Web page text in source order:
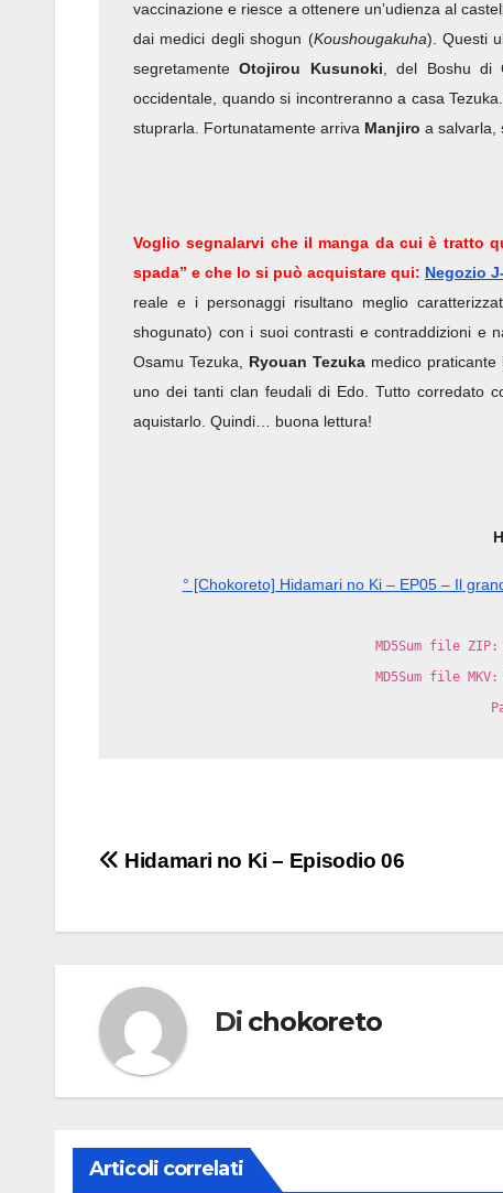
vaccinazione e riesce a ottenere un’udienza al
dai medici degli shogun (Koushougakuha). Questi
segretamenteOtojirou Kusunoki , del Boshu
occidentale, quando si incontreranno a casa
stuprarla. Fortunatamente arriva Manjiro a salvarla,
Voglio segnalarvi che il manga da cui è tratto
spada” e che lo si può acquistare qui: Negozio
reale e i personaggi risultano meglio
shogunato) con i suoi contrasti e contraddizioni e
Osamu Tezuka, Ryouan Tezukamedico praticante
uno dei tanti clan feudali di Edo. Tutto corredato
aquistarlo. Quindi… buona lettura!
° [Chokoreto] Hidamari no Ki – EP05 – Il
MD5Sum file ZIP:
MD5Sum file MKV:
Navigazione
Hidamari no Ki – Episodio 06
Di chokoreto
Articoli correlati